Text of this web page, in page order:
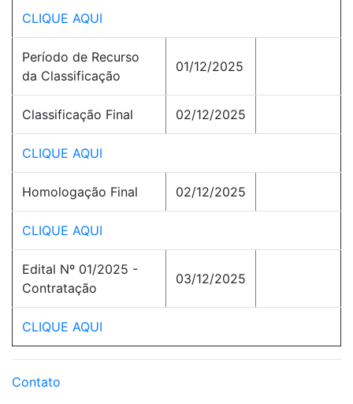
CLIQUE AQUI
Período de Recurso
da Classificação
01/12/2025
Classificação Final 02/12/2025
CLIQUE AQUI
Homologação Final 02/12/2025
CLIQUE AQUI
Edital Nº 01/2025 -
Contratação
03/12/2025
CLIQUE AQUI
Contato